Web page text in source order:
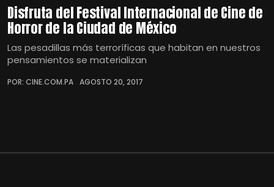
Disfruta del Festival Internacional de Cine de
Horror de la Ciudad de México
Las pesadillas más terroríficas que habitan en nuestros
pensamientos se materializan
POR: CINE.COM.PA AGOSTO 20, 2017